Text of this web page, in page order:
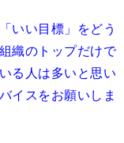
いい目標」をどう
織のトップだけで
る人は多いと思い
イスをお願いしま